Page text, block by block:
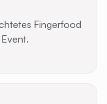
Fingerfood